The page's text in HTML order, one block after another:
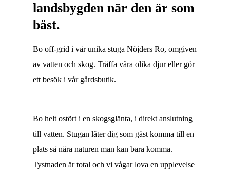
landsbygden när den är som
bäst.
Bo off-grid i vår unika stuga Nöjders Ro, omgiven
av vatten och skog. Träffa våra olika djur eller gör
ett besök i vår gårdsbutik.
Bo helt ostört i en skogsglänta, i direkt anslutning
till vatten. Stugan låter dig som gäst komma till en
plats så nära naturen man kan bara komma.
Tystnaden är total och vi vågar lova en upplevelse